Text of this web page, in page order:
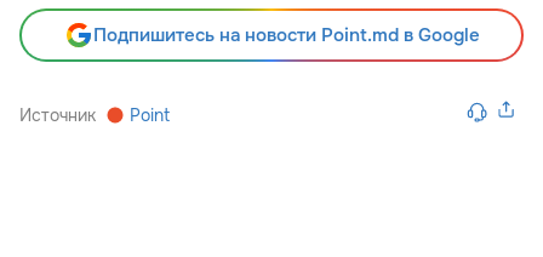
Подпишитесь на новости Point.md в Google
Источник Point